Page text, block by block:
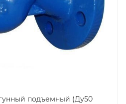
подъемный (Ду50